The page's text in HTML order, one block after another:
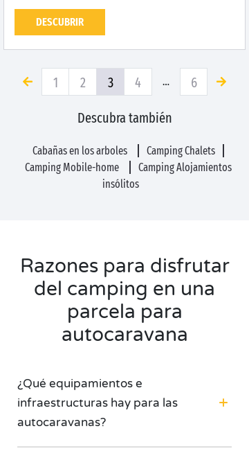
DESCUBRIR
1 2 3 4 … 6
Descubra también
Cabañas en los arboles
Camping Chalets
Camping Mobile-home
Camping Alojamientos
insólitos
Razones para disfrutar
del camping en una
parcela para
autocaravana
¿Qué equipamientos e
infraestructuras hay para las
autocaravanas?